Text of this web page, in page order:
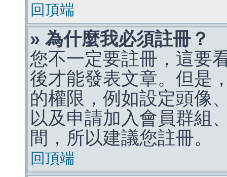
回頂端
» 為什麼我必須註冊？
您不一定要註冊，這要
後才能發表文章。但是
的權限，例如設定頭像
以及申請加入會員群組
間，所以建議您註冊。
回頂端